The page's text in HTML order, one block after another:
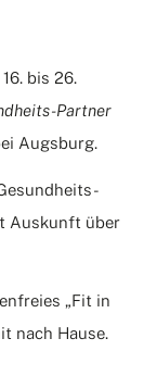
bis 26.
Partner
Augsburg.
Auskunft über
„Fit in
nach Hause.